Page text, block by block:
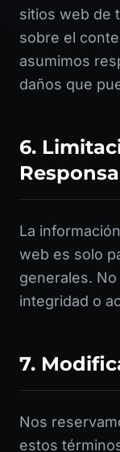
sitios web de
sobre el
asumimos
daños que
6.
La
web es solo
generales.
integridad o
7.
Nos
estos